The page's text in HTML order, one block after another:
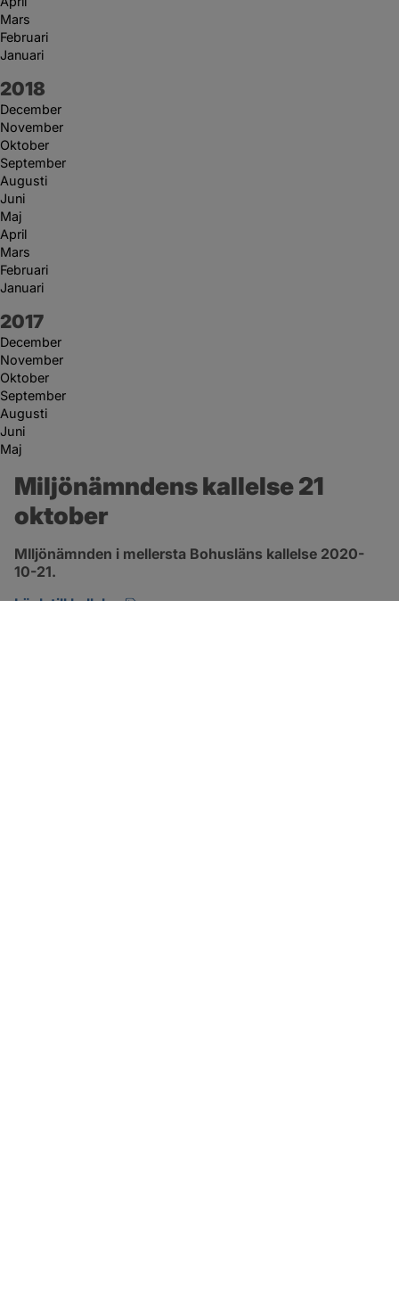
Mars
Februari
Januari
År:
2018
December
November
Oktober
September
Augusti
Juni
Maj
April
Mars
Februari
Januari
År:
2017
December
November
Oktober
September
Augusti
Juni
Maj
Miljönämndens kallelse 21
oktober
MIljönämnden i mellersta Bohusläns kallelse 2020-
10-21.
Länk till kallelse
pdf, öppnas i nytt fönster.